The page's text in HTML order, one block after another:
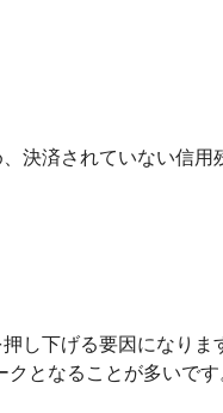
決済されていない信
し下げる要因になりま
クとなることが多いです